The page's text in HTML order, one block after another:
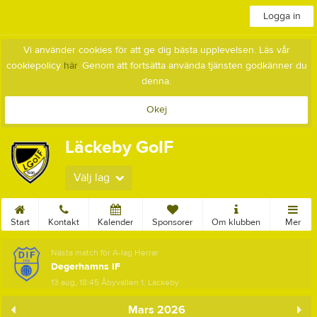
Logga in
Vi använder cookies för att ge dig bästa upplevelsen. Läs vår
cookiepolicy här. Genom att fortsätta använda tjänsten godkänner du
denna.
Okej
Läckeby GoIF
Välj lag
Start Kontakt Kalender Sponsorer Om klubben Mer
Nästa match för A-lag Herrar
Degerhamns IF
13 aug, 18:45Åbyvallen 1, Läckeby
Mars 2026